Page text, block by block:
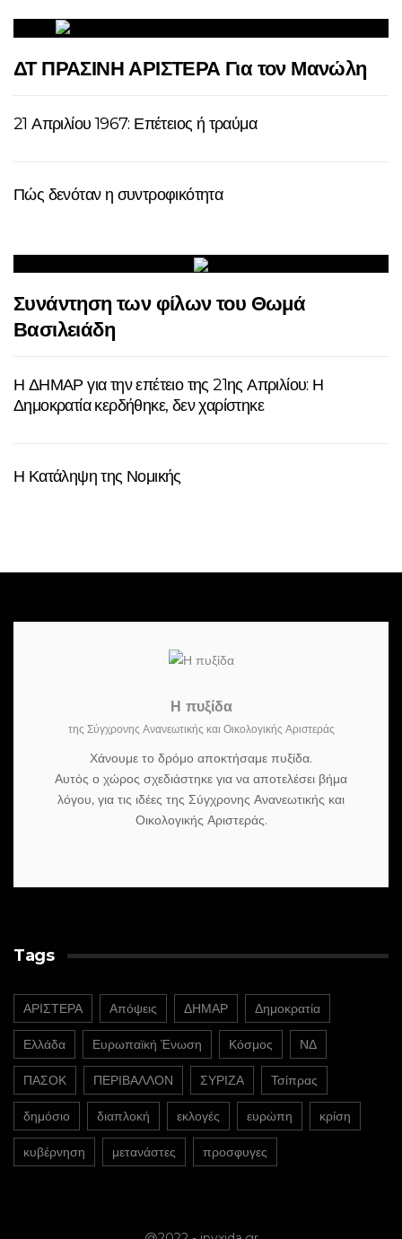
ΔΤ ΠΡΑΣΙΝΗ ΑΡΙΣΤΕΡΑ Για τον Μανώλη
21 Απριλίου 1967: Επέτειος ή τραύμα
Πώς δενόταν η συντροφικότητα
Συνάντηση των φίλων του Θωμά
Βασιλειάδη
Η ΔΗΜΑΡ για την επέτειο της 21ης Απριλίου: Η
Δημοκρατία κερδήθηκε, δεν χαρίστηκε
Η Κατάληψη της Νομικής
Η πυξίδα
της Σύγχρονης Ανανεωτικής και Οικολογικής Αριστεράς
Χάνουμε το δρόμο αποκτήσαμε πυξίδα.
Αυτός ο χώρος σχεδιάστηκε για να αποτελέσει βήμα
λόγου, για τις ιδέες της Σύγχρονης Ανανεωτικής και
Οικολογικής Αριστεράς.
Tags
ΑΡΙΣΤΕΡΑ Απόψεις ΔΗΜΑΡ Δημοκρατία
Ελλάδα Ευρωπαϊκή Ένωση Κόσμος ΝΔ
ΠΑΣΟΚ ΠΕΡΙΒΑΛΛΟΝ ΣΥΡΙΖΑ Τσίπρας
δημόσιο διαπλοκή εκλογές ευρώπη κρίση
κυβέρνηση μετανάστες προσφυγες